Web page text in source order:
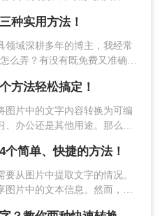
点开始转换。
可查看文件。
天我就来为大家介绍几种免
享详细的步骤，让大家轻松解
种实用方法！
领域深耕多年的博主，我经常
么弄？有没有既免费又准确的
文字的场景。
方法轻松搞定！
图片中的文字内容转换为可编
办公还是其他用途。那么图
简单、快捷的方法！
从图片中提取文字的情况。
片中的文本信息。然而，图